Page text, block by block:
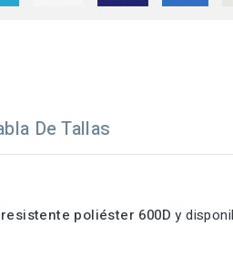
De Tallas
resistente poliéster 600D y